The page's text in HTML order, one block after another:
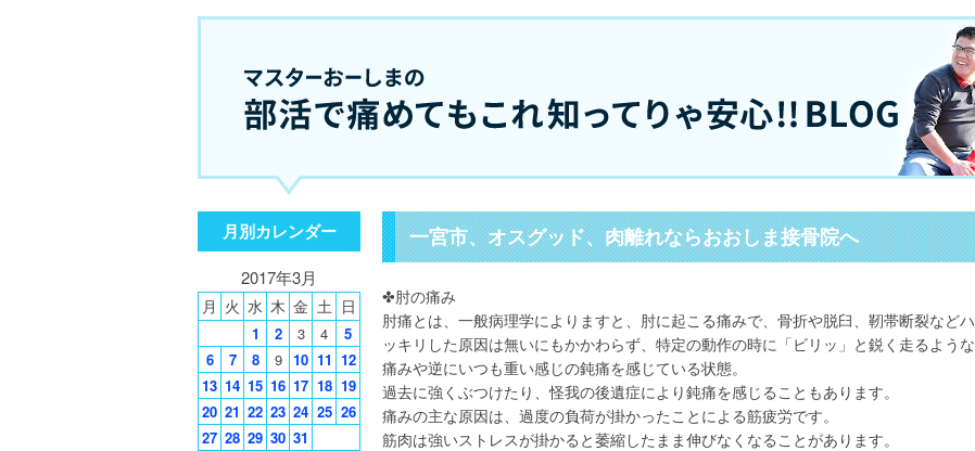
一宮市、オスグッド、肉離れならおおしま接骨院へ
✤肘の痛み
肘痛とは、一般病理学によりますと、肘に起こる痛みで、骨折や脱臼、靭帯断裂などハ
ッキリした原因は無いにもかかわらず、特定の動作の時に「ビリッ」と鋭く走るような
痛みや逆にいつも重い感じの鈍痛を感じている状態。
過去に強くぶつけたり、怪我の後遺症により鈍痛を感じることもあります。
痛みの主な原因は、過度の負荷が掛かったことによる筋疲労です。
筋肉は強いストレスが掛かると萎縮したまま伸びなくなることがあります。
月別カレンダー
2017年3月
月 火 水 木 金 土 日
1 2 3 4
5
6
7 8 9 10 11 12
13 14 15 16 17 18 19
20 21 22 23 24 25 26
27 28 29 30 31